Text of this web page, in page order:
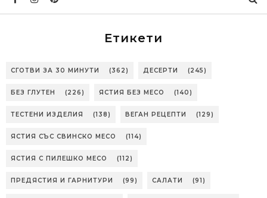
Етикети
СГОТВИ ЗА 30 МИНУТИ (362) ДЕСЕРТИ (245)
БЕЗ ГЛУТЕН (226) ЯСТИЯ БЕЗ МЕСО (140)
ТЕСТЕНИ ИЗДЕЛИЯ (138) ВЕГАН РЕЦЕПТИ (129)
ЯСТИЯ СЪС СВИНСКО МЕСО (114)
ЯСТИЯ С ПИЛЕШКО МЕСО (112)
ПРЕДЯСТИЯ И ГАРНИТУРИ (99) САЛАТИ (91)